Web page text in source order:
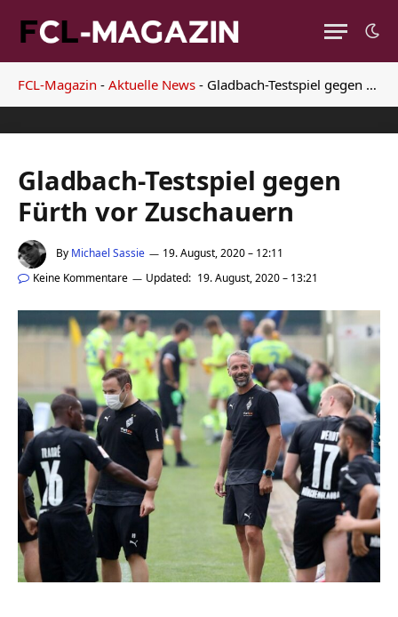
FCL-Magazin - Aktuelle News - Gladbach-Testspiel gegen Fürth vor Zuschauern
Gladbach-Testspiel gegen
Fürth vor Zuschauern
By Michael Sassie
19. August, 2020 – 12:11
Keine Kommentare
Updated: 19. August, 2020 – 13:21